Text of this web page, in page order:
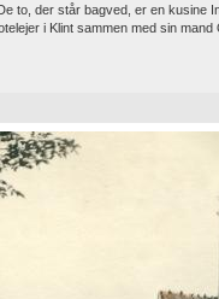
to, der står bagved, er en kusine
i Klint sammen med sin mand